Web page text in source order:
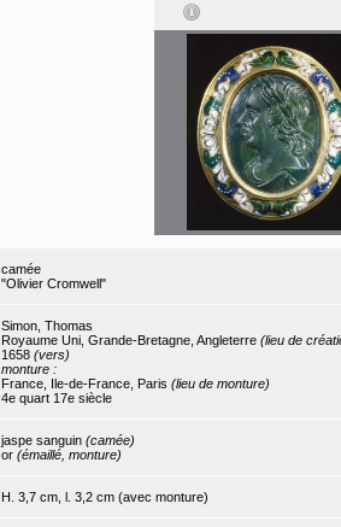
camée
"Olivier Cromwell"
Simon, Thomas
Royaume Uni, Grande-Bretagne, Angleterre (lieu de
1658 (vers)
monture :
France, Ile-de-France, Paris (lieu de monture)
4e quart 17e siècle
jaspe sanguin (camée)
or (émaillé, monture)
H. 3,7 cm, l. 3,2 cm (avec monture)